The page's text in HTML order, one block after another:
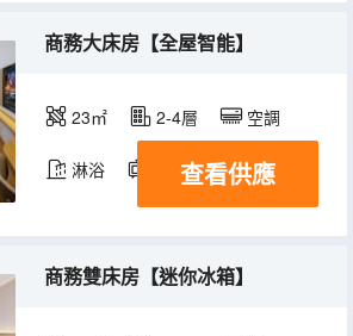
商務大床房【全屋智能】
23㎡ 2-4層 空調
淋浴 電視機
查看供應
商務雙床房【迷你冰箱】